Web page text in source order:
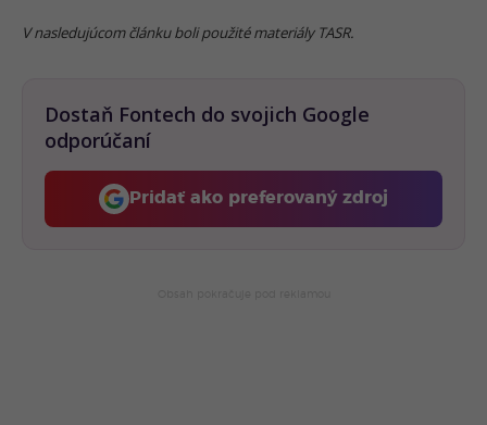
V nasledujúcom článku boli použité materiály TASR.
Dostaň Fontech do svojich Google
odporúčaní
Pridať ako preferovaný zdroj
Fontech, odkaz sa otvorí v